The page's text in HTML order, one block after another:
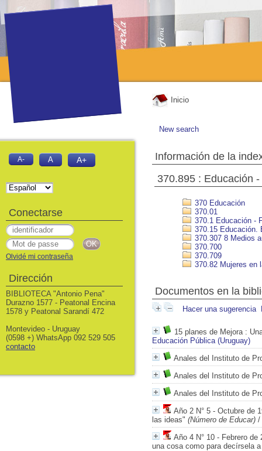
Inicio
New search
Información de la
370.895 : Educación
370 Educación
370.01
370.1 Educación -
370.15 Educación.
370.307 8 Medios
370.700
370.709
370.82 Mujeres en
Documentos en la
Hacer una sugerencia
15 planes de Mejora:
Educación Pública (Uruguay)
Anales del Instituto de
Anales del Instituto de
Anales del Instituto de
Año 2 N° 5 - Octubre de
las ideas" (Número de Educar) /
Año 4 N° 10 - Febrero
una cosa como para decírsela
A- A A+
Conectarse
Olvidé mi contraseña
Dirección
BIBLIOTECA "Antonio Pena"
Durazno 1577 - Peatonal Encina
1578 y Peatonal Sarandí 472
Montevideo - Uruguay
(0598 +) WhatsApp 092 529 505
contacto